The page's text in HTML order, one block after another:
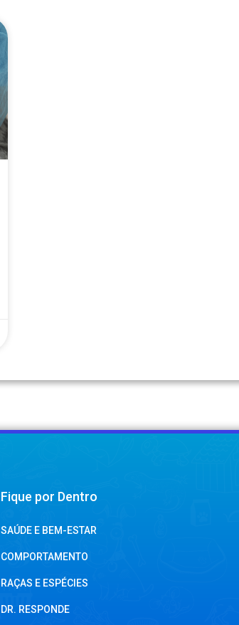
Fique por Dentro
SAÚDE E BEM-ESTAR
COMPORTAMENTO
RAÇAS E ESPÉCIES
DR. RESPONDE